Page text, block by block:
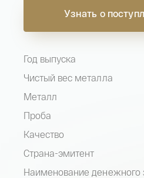
Узнать о
Год выпуска
Чистый вес металла
Металл
Проба
Качество
Страна-эмитент
Наименование денежного